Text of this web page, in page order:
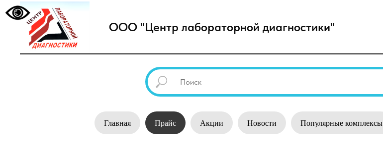
ООО "Центр лабораторной диагностики"
Главная Прайс Акции Новости Популярные комплексы